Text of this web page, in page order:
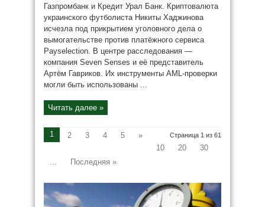
Газпромбанк и Кредит Урал Банк. Криптовалюта
украинского футболиста Никиты Хаджинова
исчезла под прикрытием уголовного дела о
вымогательстве против платёжного сервиса
Payselection. В центре расследования —
компания Seven Senses и её представитель
Артём Гавриков. Их инструменты AML‑проверки
могли быть использованы ...
Читать далее »
Страница 1 из 61
1 2 3 4 5
»
10
20
30
...
Последняя »